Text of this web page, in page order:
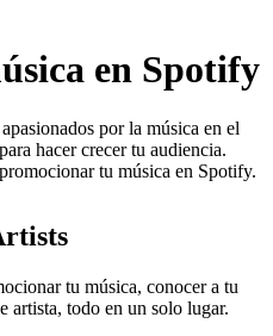
en Spotify
por la música en el
hacer crecer tu audiencia.
tu música en Spotify.
tu música, conocer a tu
artista, todo en un solo lugar.